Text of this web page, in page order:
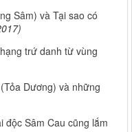
Sâm) và Tại sao có
trứ danh từ vùng
Dương) và những
độc Sâm Cau cũng lắm